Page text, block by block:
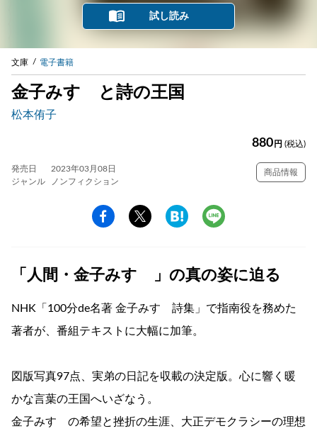
試し読み
文庫 電子書籍
金子みすゞと詩の王国
松本侑子
880 円 (税込)
発売日
2023年03月08日
ジャンル
ノンフィクション
商品情報
「人間・金子みすゞ」の真の姿に迫る
NHK「100分de名著 金子みすゞ詩集」で指南役を務めた
著者が、番組テキストに大幅に加筆。
図版写真97点、実弟の日記を収載の決定版。心に響く暖
かな言葉の王国へいざなう。
金子みすゞの希望と挫折の生涯、大正デモクラシーの理想